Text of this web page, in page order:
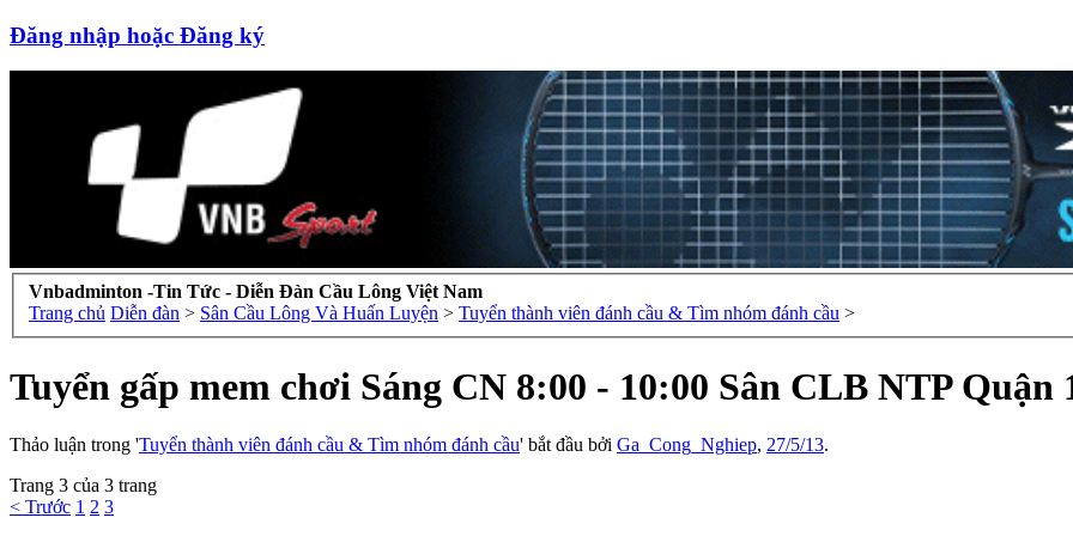
Đăng nhập hoặc Đăng ký
Vnbadminton -Tin Tức - Diễn Đàn Cầu Lông Việt Nam
Trang chủ Diễn đàn > Sân Cầu Lông Và Huấn Luyện > Tuyển thành viên đánh cầu & Tìm nhóm đánh cầu >
Tuyển gấp mem chơi Sáng CN 8:00 - 10:00 Sân CLB NTP Quận
Thảo luận trong 'Tuyển thành viên đánh cầu & Tìm nhóm đánh cầu' bắt đầu bởi Ga_Cong_Nghiep, 27/5/13.
Trang 3 của 3 trang
< Trước 1 2 3